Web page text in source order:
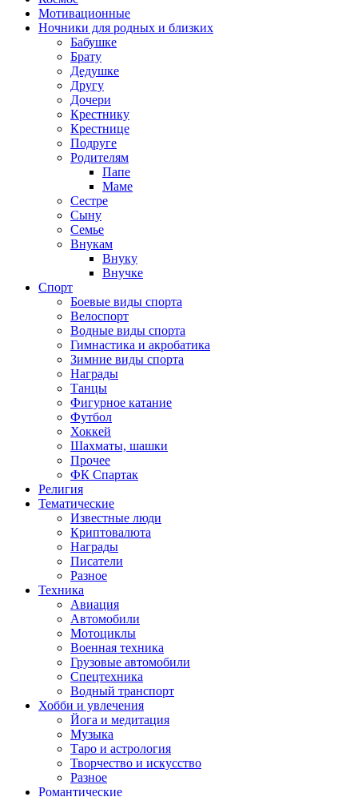
Мотивационные
Ночники для родных и близких
Бабушке
Брату
Дедушке
Другу
Дочери
Крестнику
Крестнице
Подруге
Родителям
Папе
Маме
Сестре
Сыну
Семье
Внукам
Внуку
Внучке
Спорт
Боевые виды спорта
Велоспорт
Водные виды спорта
Гимнастика и акробатика
Зимние виды спорта
Награды
Танцы
Фигурное катание
Футбол
Хоккей
Шахматы, шашки
Прочее
ФК Спартак
Религия
Тематические
Известные люди
Криптовалюта
Награды
Писатели
Разное
Техника
Авиация
Автомобили
Мотоциклы
Военная техника
Грузовые автомобили
Спецтехника
Водный транспорт
Хобби и увлечения
Йога и медитация
Музыка
Таро и астрология
Творчество и искусство
Разное
Романтические